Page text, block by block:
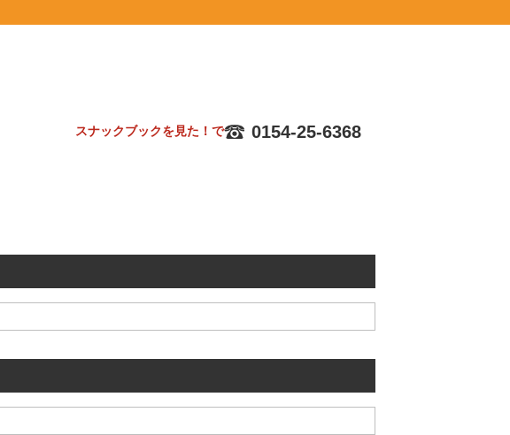
スナックブックを見た！で 0154-25-6368